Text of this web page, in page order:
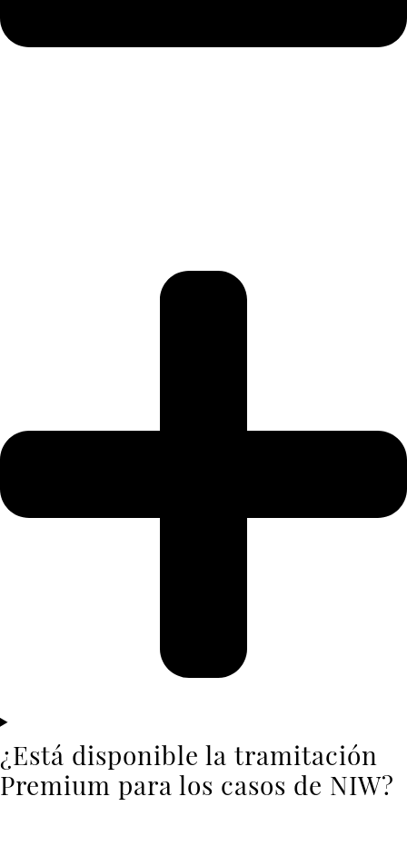
¿Está disponible la tramitación
Premium para los casos de NIW?